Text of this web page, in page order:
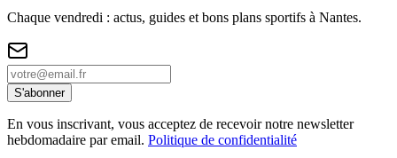
Chaque vendredi : actus, guides et bons plans sportifs à Nantes.
S'abonner
En vous inscrivant, vous acceptez de recevoir notre newsletter
hebdomadaire par email. Politique de confidentialité